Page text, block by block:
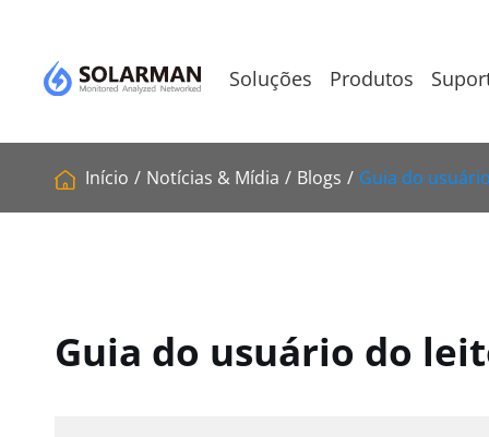
Soluções Produtos
Início Notícias & Mídia Blogs Guia do
Guia do usuário do